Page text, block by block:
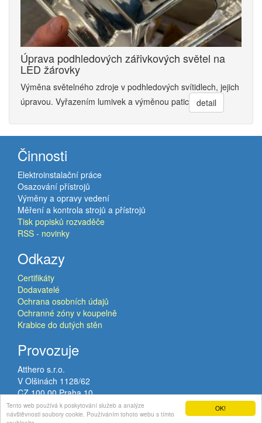
OK!
Tento web používá k poskytování služeb a analýze
návštěvnosti soubory cookie. Používáním tohoto webu s tímto
Úprava podhledových zářivkových světel na
LED žárovky
Výměna světelného zdroje v podhledových svítidlech, jejich
úpravou. Vyřazením lumivek a výměnou patic
detail
Činnosti
Elektroinstalační práce
Osazování přístrojů
Výměny a opravy vedení
Měření a kontrola strojů a přístrojů
Tisk popisků rozvaděče
RSS - novinky
Odkazy
Certifikáty
Dodavatelé
Ochrana osobních údajů
Ochranné zóny v koupelně
Krabice do dutých stěn
Provozuje
Atthero s.r.o.
V Olšinách 1128/62
CZ 100 00 Praha 10
VAT: CZ02120224